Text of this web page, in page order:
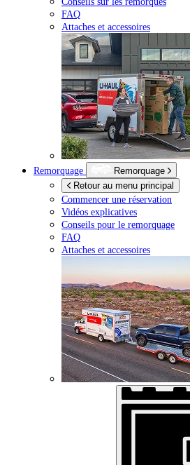
FAQ
Attaches et accessoires
Remorquage
Remorquage
Retour au menu principal
Commencer une réservation
Vidéos explicatives
Conseils pour le remorquage
FAQ
Attaches et accessoires